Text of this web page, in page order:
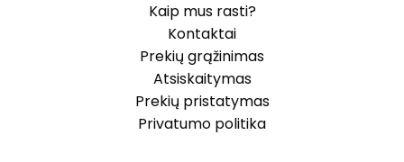
Kaip mus rasti?
Kontaktai
Prekių grąžinimas
Atsiskaitymas
Prekių pristatymas
Privatumo politika